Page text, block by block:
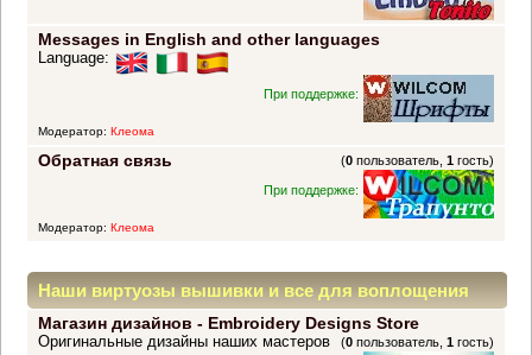
Messages in English and other languages
Language:
При поддержке:
Модератор: Клеома
Обратная связь (0 пользователь,1 гость)
При поддержке:
Модератор: Клеома
Наши виртуозы вышивки и все для воплощения
прекрасных идей
Магазин дизайнов - Embroidery Designs Store
(0 пользователь,1 гость)
Оригинальные дизайны наших мастеров